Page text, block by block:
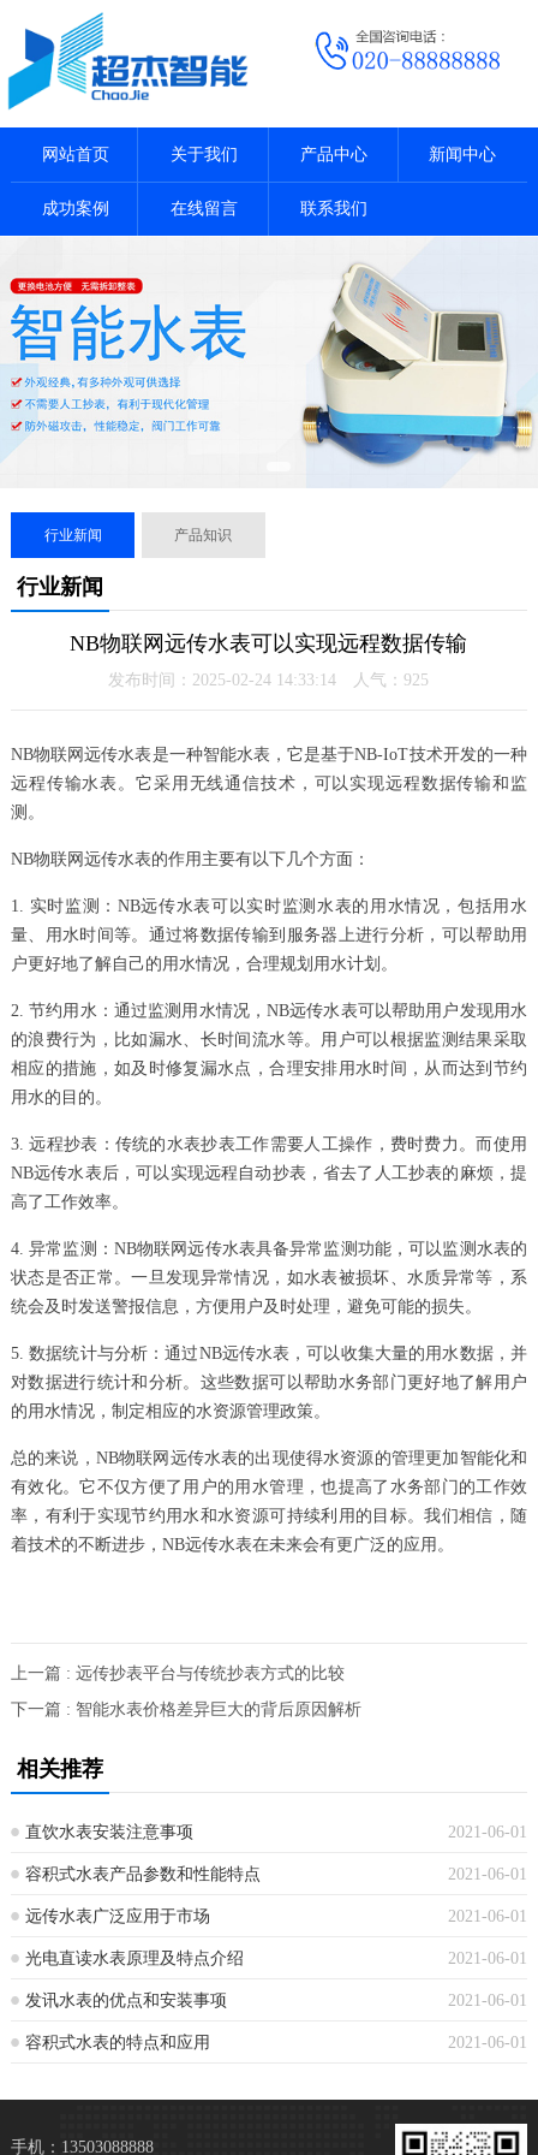
网站首页 关于我们 产品中心 新闻中心
成功案例 在线留言 联系我们
行业新闻 产品知识
行业新闻
NB物联网远传水表可以实现远程数据传输
发布时间：2025-02-24 14:33:14 人气：925
NB物联网远传水表是一种智能水表，它是基于NB-IoT技术开发的一种
远程传输水表。它采用无线通信技术，可以实现远程数据传输和监
测。
NB物联网远传水表的作用主要有以下几个方面：
1. 实时监测：NB远传水表可以实时监测水表的用水情况，包括用水
量、用水时间等。通过将数据传输到服务器上进行分析，可以帮助用
户更好地了解自己的用水情况，合理规划用水计划。
2. 节约用水：通过监测用水情况，NB远传水表可以帮助用户发现用水
的浪费行为，比如漏水、长时间流水等。用户可以根据监测结果采取
相应的措施，如及时修复漏水点，合理安排用水时间，从而达到节约
用水的目的。
3. 远程抄表：传统的水表抄表工作需要人工操作，费时费力。而使用
NB远传水表后，可以实现远程自动抄表，省去了人工抄表的麻烦，提
高了工作效率。
4. 异常监测：NB物联网远传水表具备异常监测功能，可以监测水表的
状态是否正常。一旦发现异常情况，如水表被损坏、水质异常等，系
统会及时发送警报信息，方便用户及时处理，避免可能的损失。
5. 数据统计与分析：通过NB远传水表，可以收集大量的用水数据，并
对数据进行统计和分析。这些数据可以帮助水务部门更好地了解用户
的用水情况，制定相应的水资源管理政策。
总的来说，NB物联网远传水表的出现使得水资源的管理更加智能化和
有效化。它不仅方便了用户的用水管理，也提高了水务部门的工作效
率，有利于实现节约用水和水资源可持续利用的目标。我们相信，随
着技术的不断进步，NB远传水表在未来会有更广泛的应用。
上一篇 : 远传抄表平台与传统抄表方式的比较
下一篇 : 智能水表价格差异巨大的背后原因解析
相关推荐
2021-06-01
直饮水表安装注意事项
2021-06-01
容积式水表产品参数和性能特点
2021-06-01
远传水表广泛应用于市场
2021-06-01
光电直读水表原理及特点介绍
2021-06-01
发讯水表的优点和安装事项
2021-06-01
容积式水表的特点和应用​
手机：13503088888